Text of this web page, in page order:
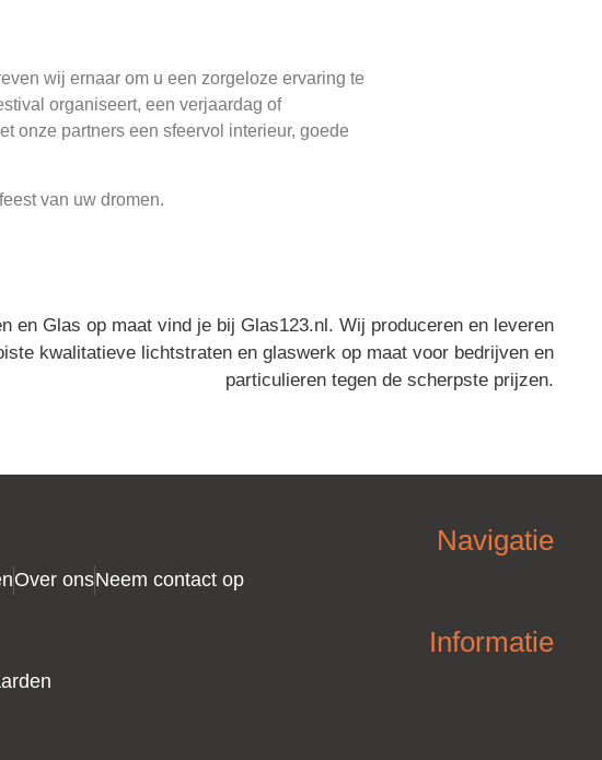
wij ernaar om u een zorgeloze ervaring te
organiseert, een verjaardag of
onze partners een sfeervol interieur, goede
van uw dromen.
en Glas op maat vind je bij Glas123.nl. Wij produceren en leveren
kwalitatieve lichtstraten en glaswerk op maat voor bedrijven en
particulieren tegen de scherpste prijzen.
Navigatie
Over onsNeem contact op
Informatie